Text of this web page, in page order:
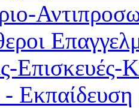
Επισκευές-
- Εκπαίδευση